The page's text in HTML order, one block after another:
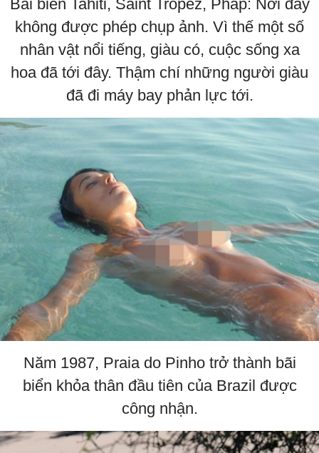
Bãi biển Tahiti, Saint Tropez, Pháp: Nơi đây
không được phép chụp ảnh. Vì thế một số
nhân vật nổi tiếng, giàu có, cuộc sống xa
hoa đã tới đây. Thậm chí những người giàu
đã đi máy bay phản lực tới.
Năm 1987, Praia do Pinho trở thành bãi
biển khỏa thân đầu tiên của Brazil được
công nhận.